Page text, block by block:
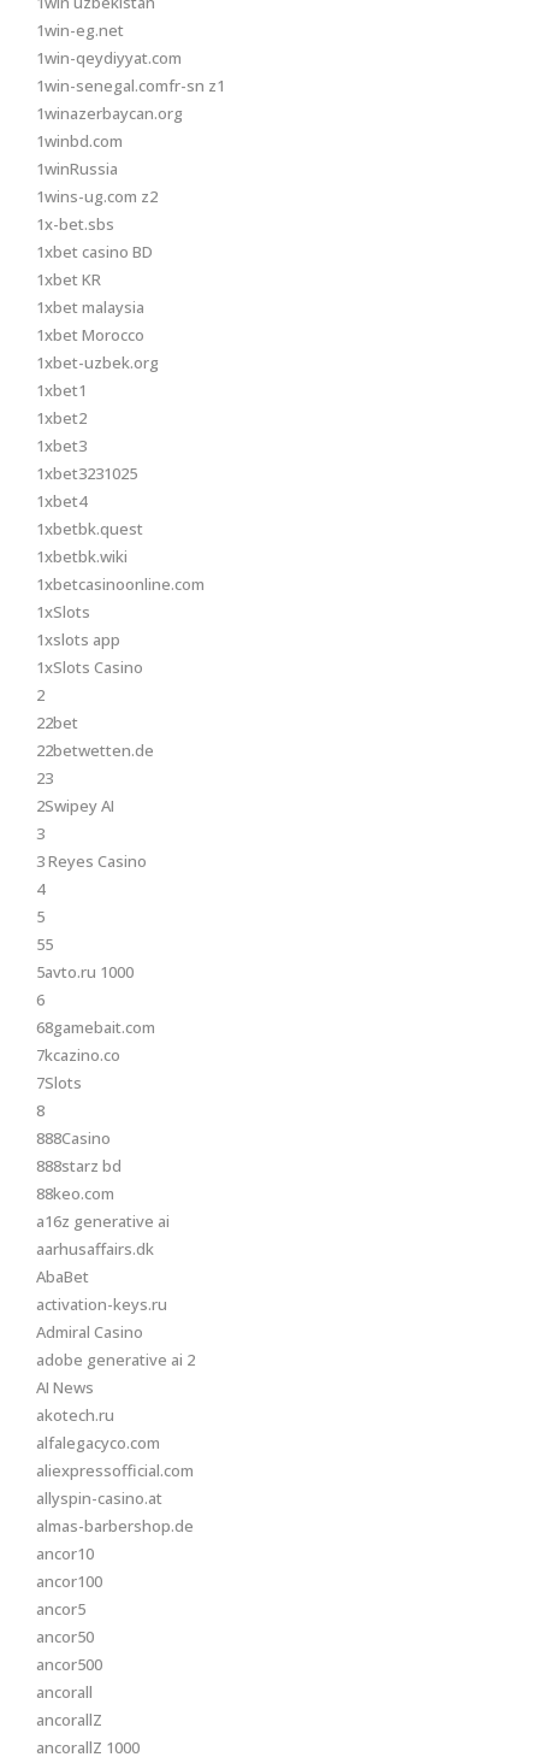
1win-eg.net
1win-qeydiyyat.com
1win-senegal.comfr-sn z1
1winazerbaycan.org
1winbd.com
1winRussia
1wins-ug.com z2
1x-bet.sbs
1xbet casino BD
1xbet KR
1xbet malaysia
1xbet Morocco
1xbet-uzbek.org
1xbet1
1xbet2
1xbet3
1xbet3231025
1xbet4
1xbetbk.quest
1xbetbk.wiki
1xbetcasinoonline.com
1xSlots
1xslots app
1xSlots Casino
2
22bet
22betwetten.de
23
2Swipey AI
3
3 Reyes Casino
4
5
55
5avto.ru 1000
6
68gamebait.com
7kcazino.co
7Slots
8
888Casino
888starz bd
88keo.com
a16z generative ai
aarhusaffairs.dk
AbaBet
activation-keys.ru
Admiral Casino
adobe generative ai 2
AI News
akotech.ru
alfalegacyco.com
aliexpressofficial.com
allyspin-casino.at
almas-barbershop.de
ancor10
ancor100
ancor5
ancor50
ancor500
ancorall
ancorallZ
ancorallZ 1000